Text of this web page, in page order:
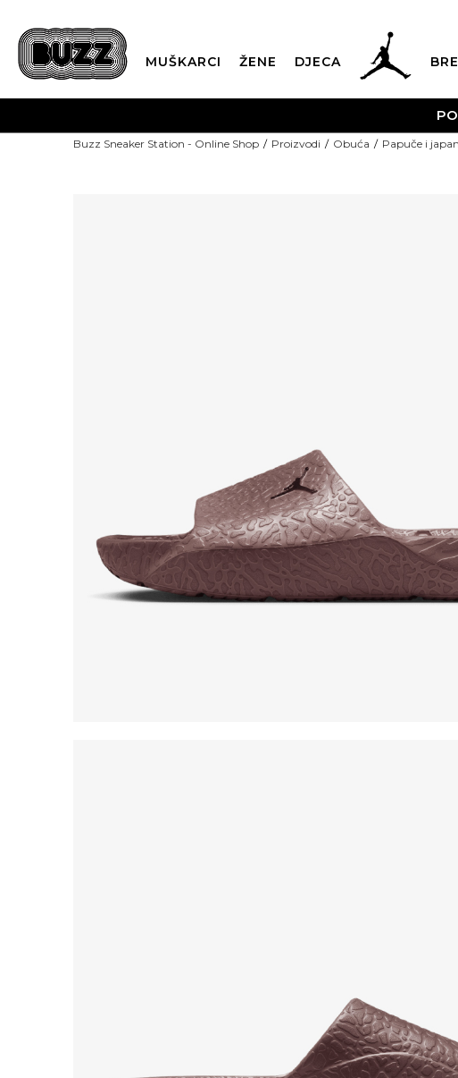
MUŠKARCI ŽENE DJECA
POZOVITE NAS
Buzz Sneaker Station - Online Shop Proizvodi Obuća Papuče i